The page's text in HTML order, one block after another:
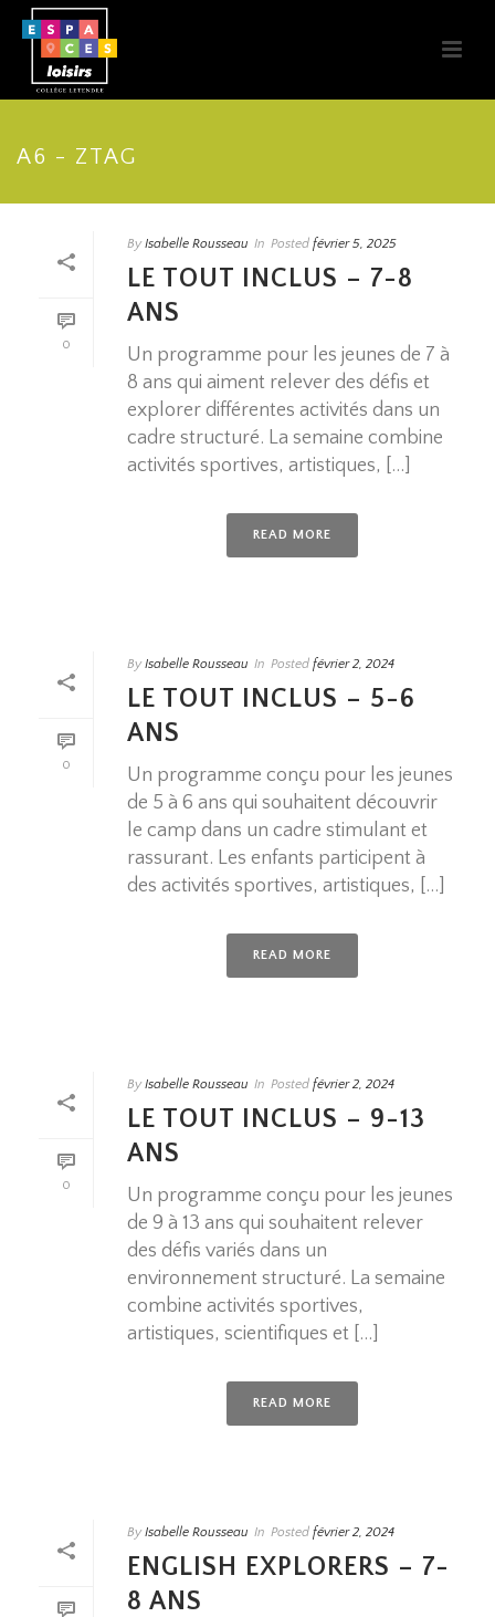
A6 - ZTAG
0
By Isabelle Rousseau In Posted février 5, 2025
LE TOUT INCLUS – 7-8
ANS
Un programme pour les jeunes de 7 à
8 ans qui aiment relever des défis et
explorer différentes activités dans un
cadre structuré. La semaine combine
activités sportives, artistiques, [...]
READ MORE
0
By Isabelle Rousseau In Posted février 2, 2024
LE TOUT INCLUS – 5-6
ANS
Un programme conçu pour les jeunes
de 5 à 6 ans qui souhaitent découvrir
le camp dans un cadre stimulant et
rassurant. Les enfants participent à
des activités sportives, artistiques, [...]
READ MORE
0
By Isabelle Rousseau In Posted février 2, 2024
LE TOUT INCLUS – 9-13
ANS
Un programme conçu pour les jeunes
de 9 à 13 ans qui souhaitent relever
des défis variés dans un
environnement structuré. La semaine
combine activités sportives,
artistiques, scientifiques et [...]
READ MORE
By Isabelle Rousseau In Posted février 2, 2024
ENGLISH EXPLORERS – 7-
8 ANS